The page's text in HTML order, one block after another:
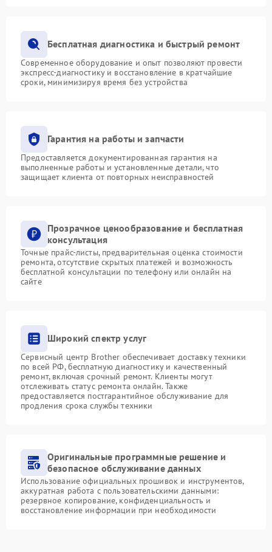
Бесплатная диагностика и быстрый ремонт
Современное оборудование и опыт позволяют провести
экспресс-диагностику и восстановление в кратчайшие
сроки, минимизируя время без устройства
Гарантия на работы и запчасти
Предоставляется документированная гарантия на
выполненные работы и установленные детали, что
защищает клиента от повторных неисправностей
Прозрачное ценообразование и бесплатная
консультация
Точные прайс-листы, предварительная оценка стоимости
ремонта, отсутствие скрытых платежей и возможность
бесплатной консультации по телефону или онлайн на
сайте
Широкий спектр услуг
Сервисный центр Brother обеспечивает доставку техники
по всей РФ, бесплатную диагностику и качественный
ремонт, включая срочный ремонт. Клиенты могут
отслеживать статус ремонта онлайн. Также
предоставляется постгарантийное обслуживание для
продления срока службы техники
Оригинальные программные решение и
безопасное обслуживание данных
Использование официальных прошивок и инструментов,
аккуратная работа с пользовательскими данными:
резервное копирование, конфиденциальность и
восстановление информации при необходимости